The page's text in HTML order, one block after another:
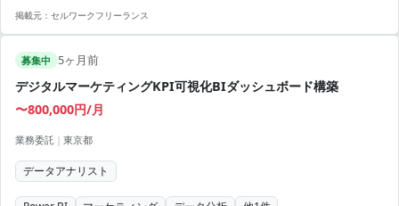
方を募集しています。 【アピールポイント】 ・データ分析を通じてゲ
掲載元： セルワークフリーランス
募集中 5ヶ月前
デジタルマーケティングKPI可視化BIダッシュボード構築
〜800,000円/月
業務委託 | 東京都
データアナリスト